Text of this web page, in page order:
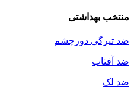
منتخب بهداشتی
ضد تیرگی دورچشم
ضد آفتاب
ضد لک